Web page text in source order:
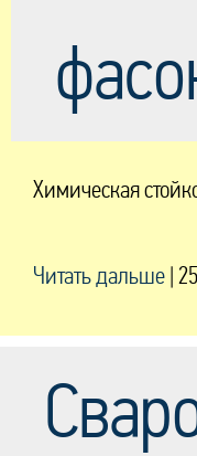
Химическая
Читать дальше |